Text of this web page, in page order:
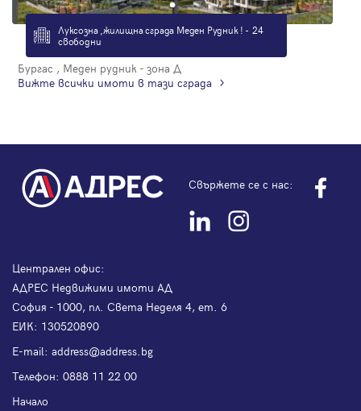
Луксозна ,жилищна сграда Меден Рудник ! - 24
свободни
Бургас , Меден рудник - зона Д
Вижте всички имоти в тази сграда
Свържете се с нас:
Централен офис:
АДРЕС Недвижими имоти АД
София - 1000, пл. Света Неделя 4, ет. 6
ЕИК: 130520890
Е-mail: address@address.bg
Телефон: 0888 11 22 00
Начало